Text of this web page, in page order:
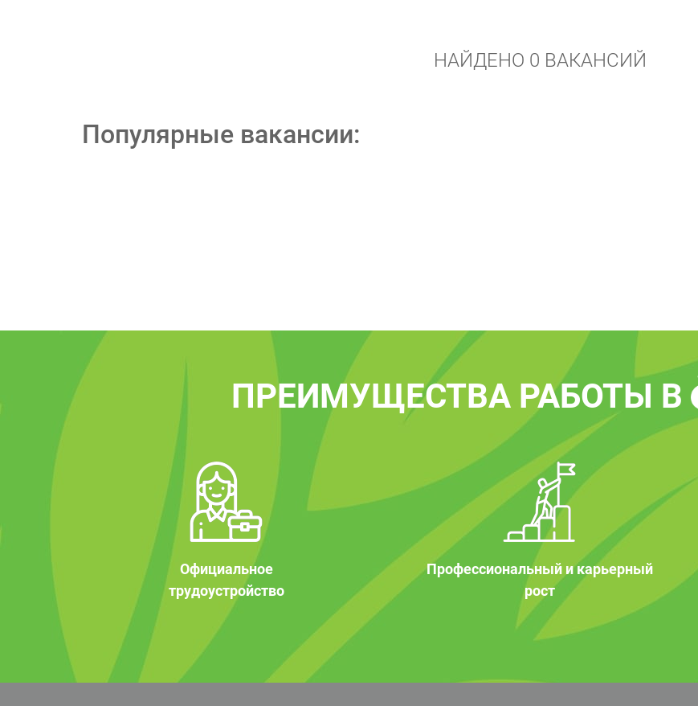
НАЙДЕНО 0 ВАКАНСИЙ
Популярные вакансии:
ПРЕИМУЩЕСТВА РАБОТЫ В
Официальное
трудоустройство
Профессиональный и карьерный
рост